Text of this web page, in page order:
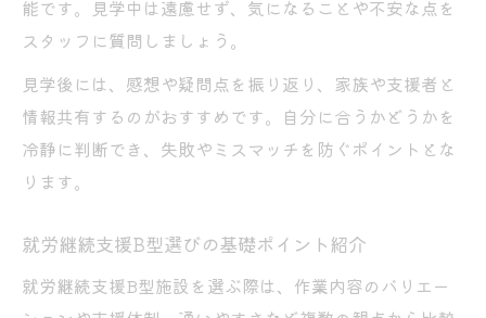
能です。見学中は遠慮せず、気になることや不安な点を
スタッフに質問しましょう。
見学後には、感想や疑問点を振り返り、家族や支援者と
情報共有するのがおすすめです。自分に合うかどうかを
冷静に判断でき、失敗やミスマッチを防ぐポイントとな
ります。
就労継続支援B型選びの基礎ポイント紹介
就労継続支援B型施設を選ぶ際は、作業内容のバリエー